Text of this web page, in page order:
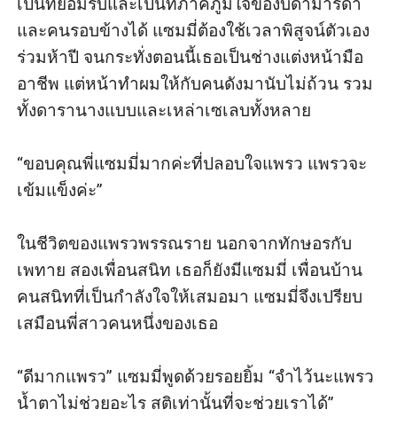
และคนรอบข้างได้ แซมมี่ต้องใช้เวลาพิสูจน์ตัวเอง
ร่วมห้าปี จนกระทั่งตอนนี้เธอเป็นช่างแต่งหน้ามือ
อาชีพ แต่หน้าทำผมให้กับคนดังมานับไม่ถ้วน รวม
ทั้งดารานางแบบและเหล่าเซเลบทั้งหลาย
“ขอบคุณพี่แซมมี่มากค่ะที่ปลอบใจแพรว แพรวจะ
เข้มแข็งค่ะ”
ในชีวิตของแพรวพรรณราย นอกจากทักษอรกับ
เพทาย สองเพื่อนสนิท เธอก็ยังมีแซมมี่ เพื่อนบ้าน
คนสนิทที่เป็นกำลังใจให้เสมอมา แซมมี่จึงเปรียบ
เสมือนพี่สาวคนหนึ่งของเธอ
“ดีมากแพรว” แซมมี่พูดด้วยรอยยิ้ม “จำไว้นะแพรว
น้ำตาไม่ช่วยอะไร สติเท่านั้นที่จะช่วยเราได้”